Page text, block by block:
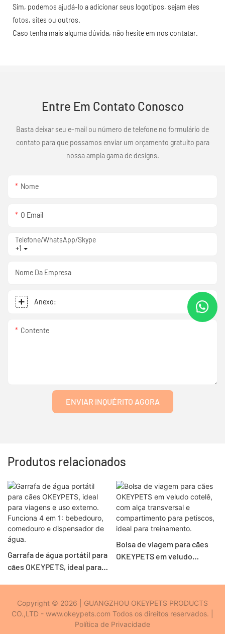
Sim, podemos ajudá-lo a adicionar seus logotipos, sejam eles
fotos, sites ou outros.
Caso tenha mais alguma dúvida, não hesite em nos contatar.
Entre Em Contato Conosco
Basta deixar seu e-mail ou número de telefone no formulário de
contato para que possamos enviar um orçamento gratuito para
nossa ampla gama de designs.
Nome
O Email
+1
Telefone/WhatsApp/Skype
Nome Da Empresa
Anexo:
Contente
ENVIAR INQUÉRITO AGORA
Produtos relacionados
Garrafa de água portátil para
cães OKEYPETS, ideal para
comedouro e dispensador
de água.
Bolsa de viagem para cães
OKEYPETS em veludo
treinamento.
Copyright © 2026 | GUANGZHOU OKEYPETS PRODUCTS
CO.,LTD - www.okeypets.com Todos os direitos reservados. |
Política de Privacidade